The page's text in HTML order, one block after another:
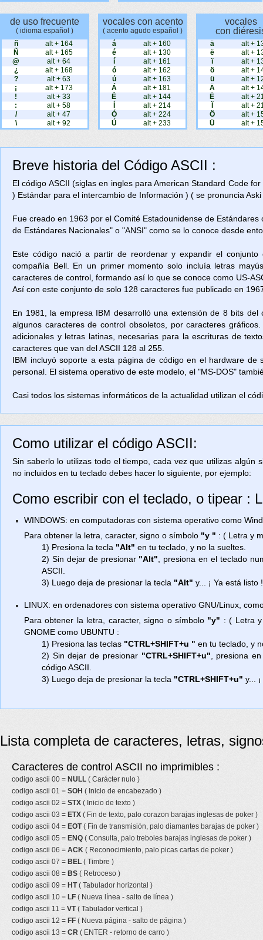
de uso frecuente
( idioma español )
ñ
alt + 164
Ñ
alt + 165
@
alt + 64
¿
alt + 168
?
alt + 63
¡
alt + 173
!
alt + 33
:
alt + 58
/
alt + 47
\
alt + 92
vocales con acento
( acento agudo español )
á
alt + 160
é
alt + 130
í
alt + 161
ó
alt + 162
ú
alt + 163
Á
alt + 181
É
alt + 144
alt + 214
Ó
alt + 224
Ú
alt + 233
vocales
con
ä
alt +
ë
alt +
ï
alt +
ö
alt +
ü
alt +
Ä
alt +
Ë
alt +
alt +
Ö
alt +
Ü
alt +
Breve historia del Código ASCII :
El código ASCII (siglas en ingles para American Standard Code
) Estándar para el intercambio de Información ) ( se pronuncia Aski
Fue creado en 1963 por el Comité Estadounidense de
de Estándares Nacionales" o "ANSI" como se lo conoce desde
Este código nació a partir de reordenar y expandir el
compañía Bell. En un primer momento solo incluía letras
caracteres de control, formando así lo que se conoce como US-
Así con este conjunto de solo 128 caracteres fue publicado en
En 1981, la empresa IBM desarrolló una extensión de 8 bits
algunos caracteres de control obsoletos, por caracteres
adicionales y letras latinas, necesarias para la escrituras de
caracteres que van del ASCII 128 al 255.
IBM incluyó soporte a esta página de código en el hardware
personal. El sistema operativo de este modelo, el "MS-DOS"
Casi todos los sistemas informáticos de la actualidad utilizan el
Como utilizar el código ASCII:
Sin saberlo lo utilizas todo el tiempo, cada vez que utilizas
no incluidos en tu teclado debes hacer lo siguiente, por ejemplo:
Como escribir con el teclado, o tipear :
WINDOWS: en computadoras con sistema operativo como
Para obtener la letra, caracter, signo o símbolo "y " : ( Letra y
1) Presiona la tecla "Alt" en tu teclado, y no la sueltes.
2) Sin dejar de presionar "Alt" , presiona en el teclado
ASCII.
3) Luego deja de presionar la tecla "Alt" y... ¡ Ya está listo
LINUX: en ordenadores con sistema operativo GNU/Linux,
Para obtener la letra, caracter, signo o símbolo "y" : ( Letra
GNOME como UBUNTU :
1) Presiona las teclas "CTRL+SHIFT+u " en tu teclado, y
2) Sin dejar de presionar "CTRL+SHIFT+u" , presiona
código ASCII.
3) Luego deja de presionar la tecla "CTRL+SHIFT+u" y...
Lista completa de caracteres, letras,
Caracteres de control ASCII no imprimibles :
codigo ascii 00 = NULL ( Carácter nulo )
codigo ascii 01 = SOH ( Inicio de encabezado )
codigo ascii 02 = STX ( Inicio de texto )
codigo ascii 03 = ETX ( Fin de texto, palo corazon barajas inglesas de poker )
codigo ascii 04 = EOT( Fin de transmisión, palo diamantes barajas de poker )
codigo ascii 05 = ENQ ( Consulta, palo treboles barajas inglesas de poker )
codigo ascii 06 = ACK ( Reconocimiento, palo picas cartas de poker )
codigo ascii 07 = BEL ( Timbre )
codigo ascii 08 = BS ( Retroceso )
codigo ascii 09 = HT( Tabulador horizontal )
codigo ascii 10 = LF ( Nueva línea - salto de línea )
codigo ascii 11 = VT( Tabulador vertical )
codigo ascii 12 = FF ( Nueva página - salto de página )
codigo ascii 13 = CR ( ENTER - retorno de carro )